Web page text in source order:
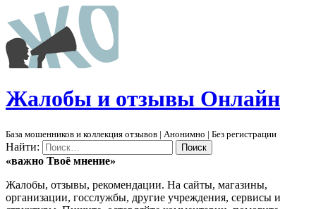
Жалобы и отзывы Онлайн
База мошенников и коллекция отзывов | Анонимно | Без регистрации
Найти:
«важно Твоё мнение»
Жалобы, отзывы, рекомендации. На сайты, магазины,
организации, госслужбы, другие учреждения, сервисы и